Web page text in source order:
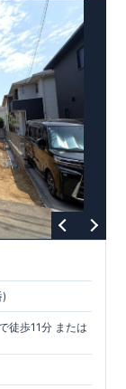
プンキッチン
徒歩11分 または